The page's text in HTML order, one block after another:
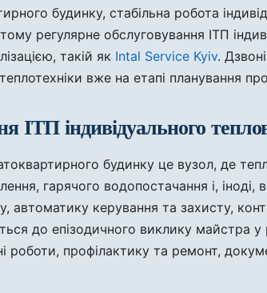
будинку, стабільна робота
регулярне обслуговування ІТП
такій як Intal Service Kyiv.
вже на етапі планування
ІТП індивідуального
будинку це вузол, де
гарячого водопостачання і, іноді,
автоматику керування та захисту,
до епізодичного виклику майстра
роботи, профілактику та ремонт,